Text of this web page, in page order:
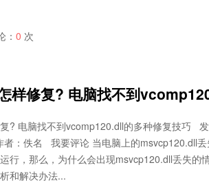
： 0 次
修复? 电脑找不到
? 电脑找不到vcomp120.dll的多种修复技巧
：佚名 我要评论 当电脑上的msvcp120.dll丢
行，那么，为什么会出现msvcp120.dll丢失的
和解决办法...